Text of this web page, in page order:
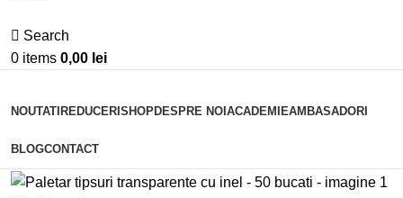
Search
0 items 0,00 lei
NOUTATI REDUCERI SHOPDESPRE NOI ACADEMIEAMBASADORI
BLOGCONTACT